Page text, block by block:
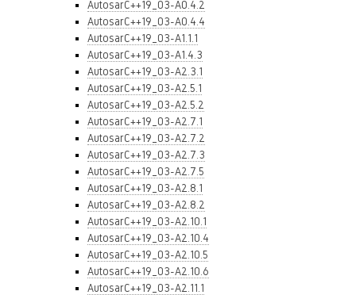
AutosarC++19_03-A0.4.2
AutosarC++19_03-A0.4.4
AutosarC++19_03-A1.1.1
AutosarC++19_03-A1.4.3
AutosarC++19_03-A2.3.1
AutosarC++19_03-A2.5.1
AutosarC++19_03-A2.5.2
AutosarC++19_03-A2.7.1
AutosarC++19_03-A2.7.2
AutosarC++19_03-A2.7.3
AutosarC++19_03-A2.7.5
AutosarC++19_03-A2.8.1
AutosarC++19_03-A2.8.2
AutosarC++19_03-A2.10.1
AutosarC++19_03-A2.10.4
AutosarC++19_03-A2.10.5
AutosarC++19_03-A2.10.6
AutosarC++19_03-A2.11.1